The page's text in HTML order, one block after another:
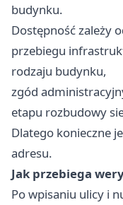
budynku.
Dostępność zależy
przebiegu
rodzaju budynku,
zgód
etapu rozbudowy
Dlatego konieczne
adresu.
Jak przebiega
Po wpisaniu ulicy i